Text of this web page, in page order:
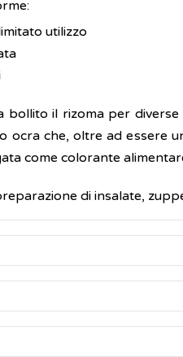
utilizzo
bollito il rizoma per
che, oltre ad essere
come colorante
di insalate,
È
sembrerebbe